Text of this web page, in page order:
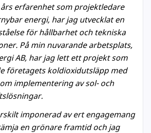
erfarenhet som projektledare
energi, har jag utvecklat en
för hållbarhet och tekniska
På min nuvarande arbetsplats,
AB, har jag lett ett projekt som
företagets koldioxidutsläpp med
implementering av sol- och
imponerad av ert engagemang
en grönare framtid och jag